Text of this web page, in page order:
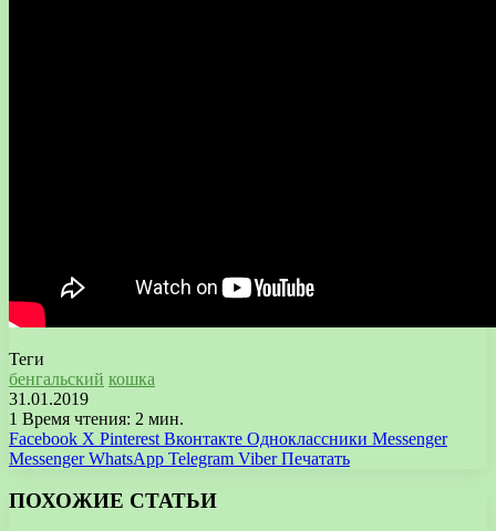
Теги
бенгальский кошка
31.01.2019
1 Время чтения: 2 мин.
Facebook X Pinterest Вконтакте Одноклассники Messenger
Messenger WhatsApp Telegram Viber Печатать
ПОХОЖИЕ СТАТЬИ